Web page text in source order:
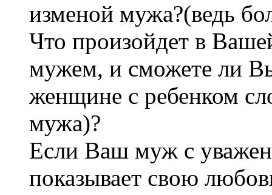
изменой мужа?(ведь
Что произойдет в
мужем, и сможете ли
женщине с ребенком
мужа)?
Если Ваш муж с
показывает свою